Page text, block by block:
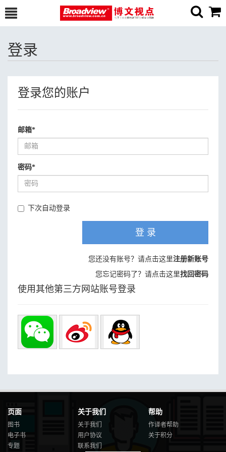
登录
登录您的账户
邮箱*
密码*
下次自动登录
登 录
您还没有账号？请点击这里注册新账号
您忘记密码了？请点击这里找回密码
使用其他第三方网站账号登录
页面
图书
电子书
专题
关于我们
关于我们
用户协议
联系我们
帮助
作译者帮助
关于积分